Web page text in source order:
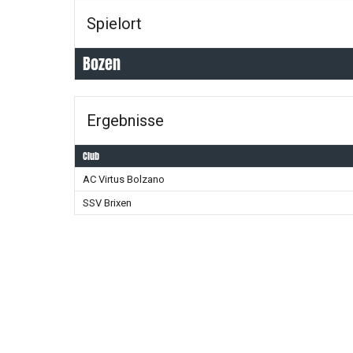
Spielort
Bozen
Ergebnisse
Club
AC Virtus Bolzano
SSV Brixen